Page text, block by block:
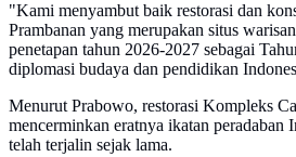
"Kami menyambut baik restorasi dan
Prambanan yang merupakan situs
penetapan tahun 2026-2027 sebagai
diplomasi budaya dan pendidikan
Menurut Prabowo, restorasi Kompleks
mencerminkan eratnya ikatan peradaban
telah terjalin sejak lama.